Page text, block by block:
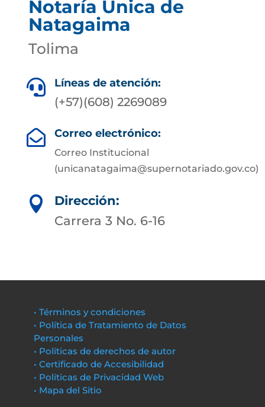
Notaría Única de
Natagaima
Tolima
 Líneas de atención:
(+57)(608) 2269089
 Correo electrónico:
Correo Institucional
(unicanatagaima@supernotariado.gov.co)

Dirección:
Carrera 3 No. 6-16
• Términos y condiciones
• Política de Tratamiento de Datos
Personales
• Políticas de derechos de autor
• Certificado de Accesibilidad
• Políticas de Privacidad Web
• Mapa del Sitio